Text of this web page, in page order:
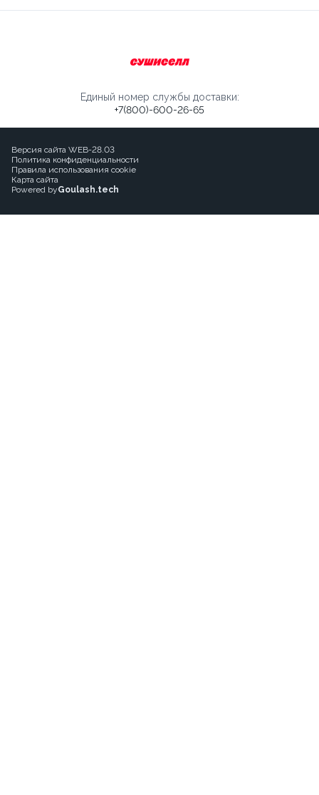
Единый номер службы доставки:
+7(800)-600-26-65
Версия сайта WEB-28.03
Политика конфиденциальности
Правила использования cookie
Карта сайта
Powered byGoulash.tech